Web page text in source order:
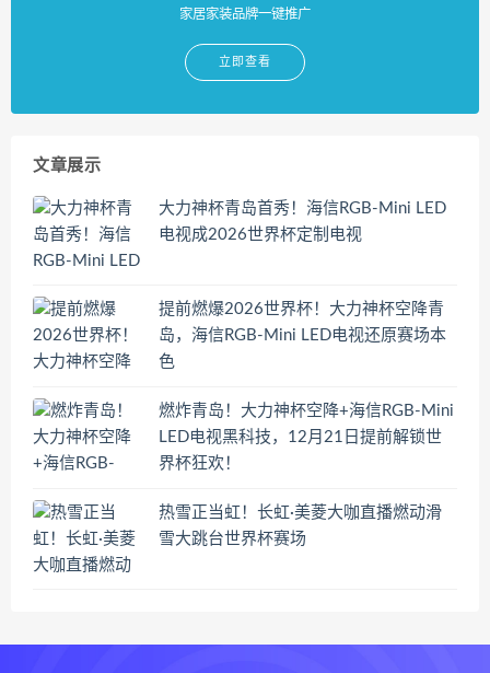
家居家装品牌一键推广
立即查看
文章展示
大力神杯青岛首秀！海信RGB-Mini LED
电视成2026世界杯定制电视
提前燃爆2026世界杯！大力神杯空降青
岛，海信RGB-Mini LED电视还原赛场本
色
燃炸青岛！大力神杯空降+海信RGB-Mini
LED电视黑科技，12月21日提前解锁世
界杯狂欢！
热雪正当虹！长虹·美菱大咖直播燃动滑
雪大跳台世界杯赛场